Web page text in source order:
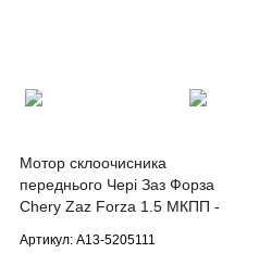
Мотор склоочисника
переднього Чері Заз Форза
Chery Zaz Forza 1.5 МКПП -
Артикул: A13-5205111